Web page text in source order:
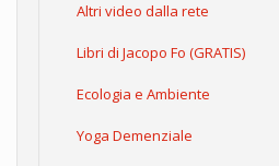
Altri video dalla rete
Libri di Jacopo Fo (GRATIS)
Ecologia e Ambiente
Yoga Demenziale